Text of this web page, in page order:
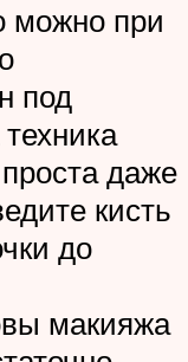
можно при
под
даже
кисть
до
макияжа